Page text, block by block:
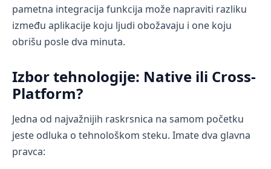
pametna integracija funkcija može napraviti razliku
između aplikacije koju ljudi obožavaju i one koju
obrišu posle dva minuta.
Izbor tehnologije: Native ili Cross-
Platform?
Jedna od najvažnijih raskrsnica na samom početku
jeste odluka o tehnološkom steku. Imate dva glavna
pravca: